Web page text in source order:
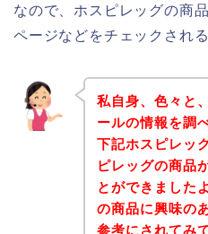
なので、ホスピレッグの商
ページなどをチェックされ
私自身、色々と
ールの情報を調
下記ホスピレッ
ピレッグの商品
とができました
の商品に興味の
参考にされてみ